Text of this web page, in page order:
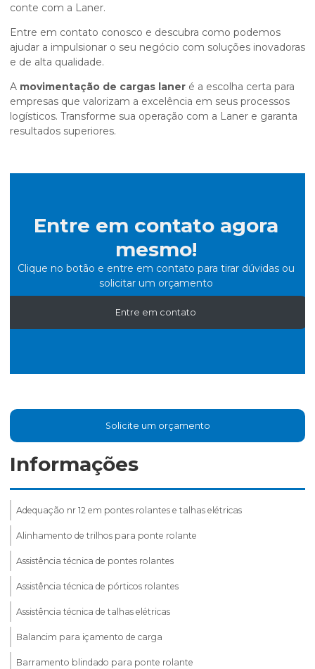
conte com a Laner.
Entre em contato conosco e descubra como podemos
ajudar a impulsionar o seu negócio com soluções inovadoras
e de alta qualidade.
A movimentação de cargas laner é a escolha certa para
empresas que valorizam a excelência em seus processos
logísticos. Transforme sua operação com a Laner e garanta
resultados superiores.
Entre em contato agora
mesmo!
Clique no botão e entre em contato para tirar dúvidas ou
solicitar um orçamento
Entre em contato
Solicite um orçamento
Informações
Adequação nr 12 em pontes rolantes e talhas elétricas
Alinhamento de trilhos para ponte rolante
Assistência técnica de pontes rolantes
Assistência técnica de pórticos rolantes
Assistência técnica de talhas elétricas
Balancim para içamento de carga
Barramento blindado para ponte rolante